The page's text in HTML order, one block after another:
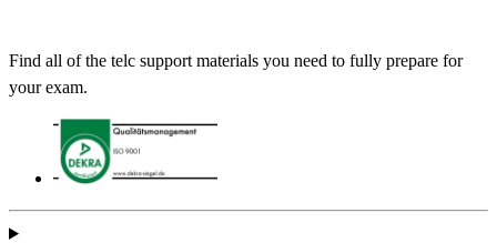
Find all of the telc support materials you need to fully prepare for
your exam.